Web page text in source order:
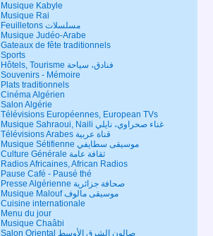
Musique Kabyle
Musique Rai
Feuilletons مسلسلات
Musique Judéo-Arabe
Gateaux de fête traditionnels
Sports
Hôtels, Tourisme فنادق، سياحة
Souvenirs - Mémoire
Plats traditionnels
Cinéma Algérien
Salon Algérie
Télévisions Européennes, European TVs
Musique Sahraoui, Naili غناء صحراوي، نايلي
Télévisions Arabes قناة عربية
Musique Sétifienne موسيقى سطايفي
Culture Générale ثقافة عامة
Radios Africaines, African Radios
Pause Café - Pausé thé
Presse Algérienne صحافة جزائرية
Musique Malouf موسيقى مالوف
Cuisine internationale
Menu du jour
Musique Chaâbi
Salon Oriental صالون الشرق الأوسط